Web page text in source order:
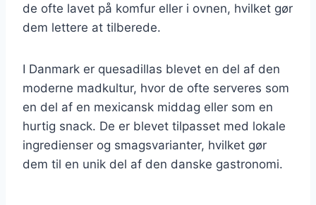
de ofte lavet på komfur eller i ovnen, hvilket gør
dem lettere at tilberede.
I Danmark er quesadillas blevet en del af den
moderne madkultur, hvor de ofte serveres som
en del af en mexicansk middag eller som en
hurtig snack. De er blevet tilpasset med lokale
ingredienser og smagsvarianter, hvilket gør
dem til en unik del af den danske gastronomi.